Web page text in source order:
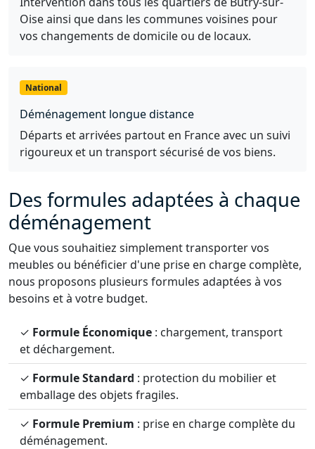
Oise ainsi que dans les communes voisines pour
vos changements de domicile ou de locaux.
National
Déménagement longue distance
Départs et arrivées partout en France avec un suivi
rigoureux et un transport sécurisé de vos biens.
Des formules adaptées à chaque
déménagement
Que vous souhaitiez simplement transporter vos
meubles ou bénéficier d'une prise en charge complète,
nous proposons plusieurs formules adaptées à vos
besoins et à votre budget.
✓ Formule Économique : chargement, transport
et déchargement.
✓ Formule Standard : protection du mobilier et
emballage des objets fragiles.
✓ Formule Premium : prise en charge complète du
déménagement.